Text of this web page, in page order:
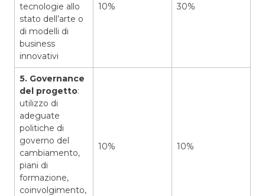
tecnologie allo
stato dell’arte o
di modelli di
business
innovativi
10% 30%
5. Governance
del progetto:
utilizzo di
adeguate
politiche di
governo del
cambiamento,
piani di
formazione,
coinvolgimento,
10% 10%